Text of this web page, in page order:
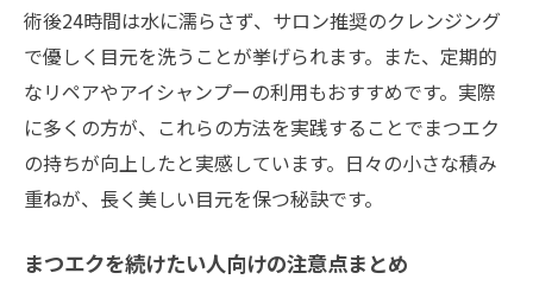
術後24時間は水に濡らさず、サロン推奨のクレンジング
で優しく目元を洗うことが挙げられます。また、定期的
なリペアやアイシャンプーの利用もおすすめです。実際
に多くの方が、これらの方法を実践することでまつエク
の持ちが向上したと実感しています。日々の小さな積み
重ねが、長く美しい目元を保つ秘訣です。
まつエクを続けたい人向けの注意点まとめ